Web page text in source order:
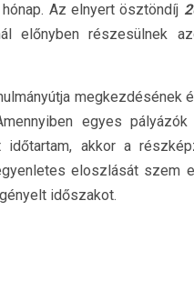
Az elnyert ösztöndíj
előnyben részesülnek
egyes
akkor a
eloszlását szem
időszakot.